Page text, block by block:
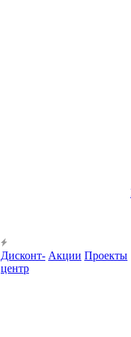
Дисконт-
центр
Акции Проекты